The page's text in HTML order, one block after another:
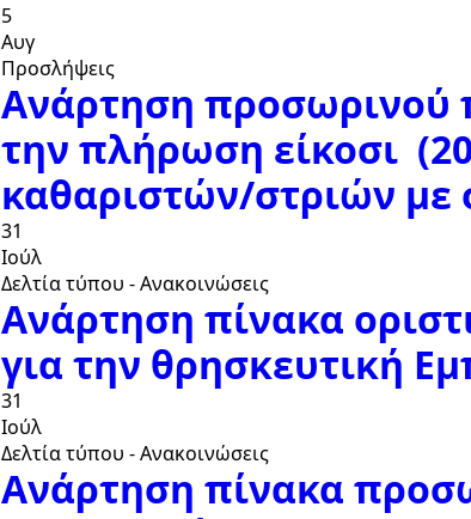
5
Αυγ
Προσλήψεις
Ανάρτηση προσωρινού
την πλήρωση είκοσι
καθαριστών/στριών με
31
Ιούλ
Δελτία τύπου - Ανακοινώσεις
Ανάρτηση πίνακα
για την θρησκευτική
31
Ιούλ
Δελτία τύπου - Ανακοινώσεις
Ανάρτηση πίνακα